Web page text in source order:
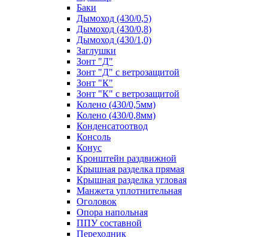
Баки
Дымоход (430/0,5)
Дымоход (430/0,8)
Дымоход (430/1,0)
Заглушки
Зонт "Д"
Зонт "Д" с ветрозащитой
Зонт "К"
Зонт "К" с ветрозащитой
Колено (430/0,5мм)
Колено (430/0,8мм)
Конденсатоотвод
Консоль
Конус
Кронштейн раздвижной
Крышная разделка прямая
Крышная разделка угловая
Манжета уплотнительная
Оголовок
Опора напольная
ППУ составной
Переходник